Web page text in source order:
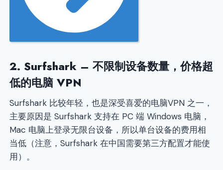
2. Surfshark – 不限制设备数量，价格超
低的电脑 VPN
Surfshark 比较年轻，也是深受喜爱的电脑VPN 之一，
主要原因是 Surfshark 支持在 PC 端 Windows 电脑，
Mac 电脑上登录无限台设备，所以单台设备的费用相
当低（注意，Surfshark 在中国需要第三方配置才能使
用）。